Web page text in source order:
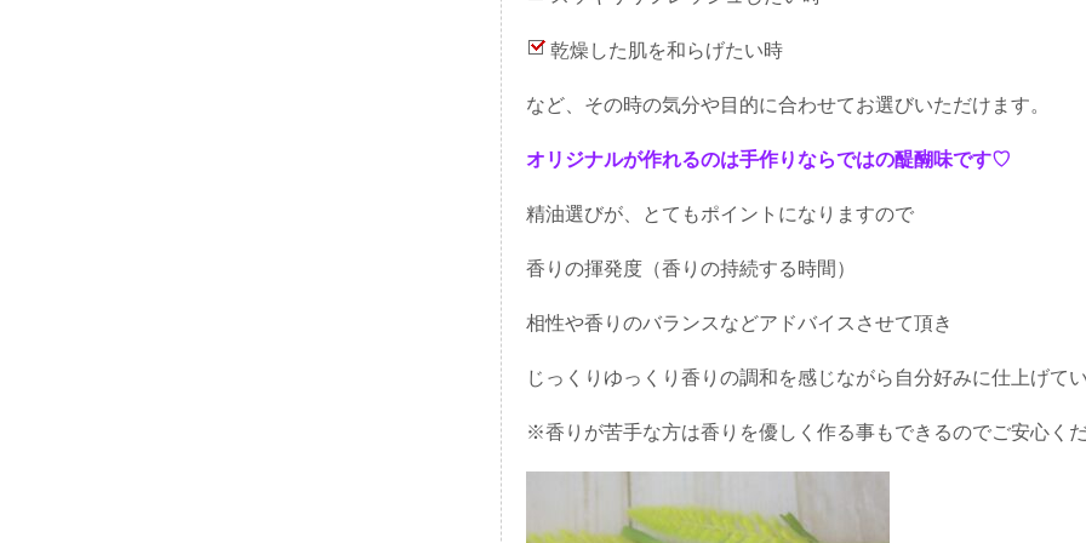
乾燥した肌を和らげたい時
など、その時の気分や目的に合わせてお選びいただけます。
オリジナルが作れるのは手作りならではの醍醐味です♡
精油選びが、とてもポイントになりますので
香りの揮発度（香りの持続する時間）
相性や香りのバランスなどアドバイスさせて頂き
じっくりゆっくり香りの調和を感じながら自分好みに仕上げてい
※香りが苦手な方は香りを優しく作る事もできるのでご安心くだ